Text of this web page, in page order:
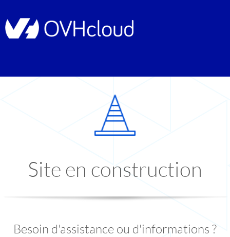
Site en construction
Besoin d'assistance ou d'informations ?